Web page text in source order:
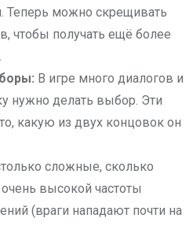
Теперь можно скрещивать
чтобы получать ещё более
В игре много диалогов и
нужно делать выбор. Эти
какую из двух концовок он
сложные, сколько
высокой частоты
(враги нападают почти на